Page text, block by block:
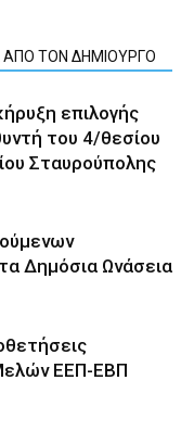
ΑΠΟ ΤΟΝ ΔΗΜΙΟΥΡΓΟ
επιλογής
του 4/θεσίου
Σταυρούπολης
Δημόσια Ωνάσεια
ΕΕΠ-ΕΒΠ